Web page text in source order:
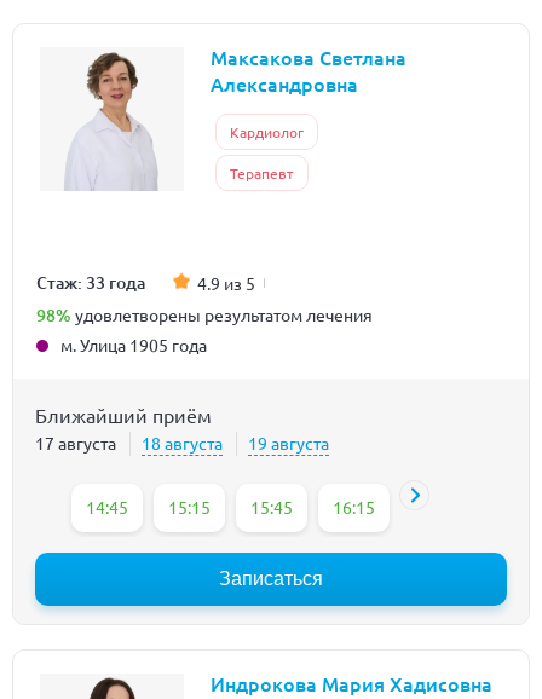
Максакова Светлана
Александровна
Кардиолог
Терапевт
Стаж: 33 года 4.9 из 5
98% удовлетворены результатом лечения
м. Улица 1905 года
Ближайший приём
17 августа 18 августа 19 августа
14:45 15:15 15:45 16:15 16:45
Записаться
Индрокова Мария Хадисовна